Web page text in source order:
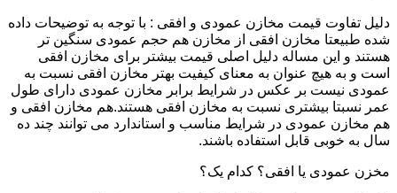
دلیل تفاوت قیمت مخازن عمودی و افقی : با توجه به توضیحات داده
شده طبیعتا مخازن افقی از مخازن هم حجم عمودی سنگین تر
هستند و این مساله دلیل اصلی قیمت بیشتر برای مخازن افقی
است و به هیچ عنوان به معنای کیفیت بهتر مخازن افقی نسبت به
عمودی نیست بر عکس در شرایط برابر مخازن عمودی دارای طول
عمر نسبتا بیشتری نسبت به مخازن افقی هستند.هم مخازن افقی و
هم مخازن عمودی در شرایط مناسب و استاندارد می توانند چند ده
سال به خوبی قابل استفاده باشند.
مخزن عمودی یا افقی؟ کدام یک؟